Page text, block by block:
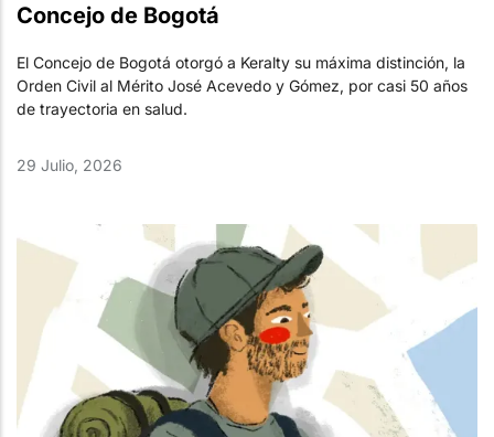
Concejo de Bogotá
El Concejo de Bogotá otorgó a Keralty su máxima distinción, la
Orden Civil al Mérito José Acevedo y Gómez, por casi 50 años
de trayectoria en salud.
29 Julio, 2026